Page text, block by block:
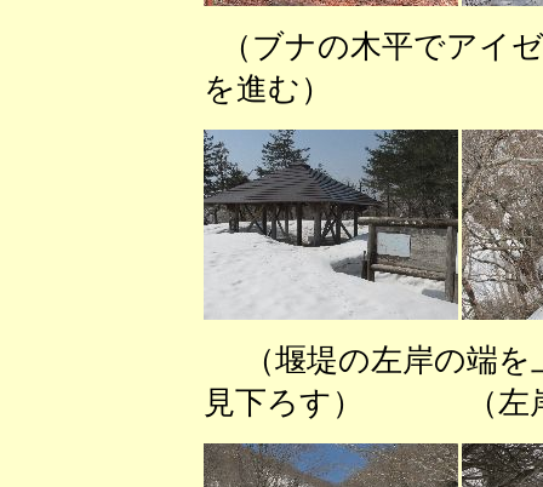
（ブナの木平で
を進む） （沢
（堰堤の左岸の端
見下ろす） （左岸